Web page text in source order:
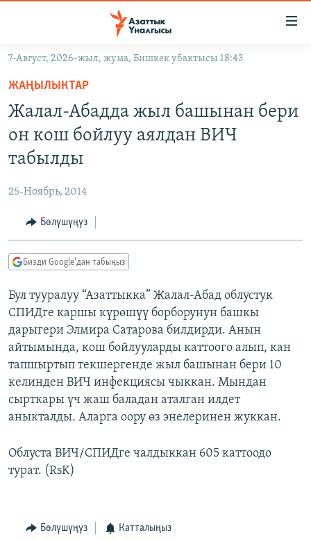
Навигацияга
өтүңүз
Издөөгө
салыңыз
САЯСАТ
МАДАНИЯТ
ДҮЙНӨ
УКРАИНА
ТВ ПРОГРАММАЛАР
БҮГҮН АЗАТТЫКТА
ДАНИСТЕ
ЭЖЕ-СИҢДИЛЕР
АЗАТТЫК+
ЫҢГАЙСЫЗ СУРООЛОР
ПОДКАСТ
ОНЛАЙН ШЕРИНЕ
ЭЕ/АРнун бардык сайттары
7-Август, 2026-жыл, жума, Бишкек убактысы 18:43
ЖАҢЫЛЫКТАР
Жалал-Абадда жыл башынан бери
он кош бойлуу аялдан ВИЧ
табылды
25-Ноябрь, 2014
Бөлүшүңүз
Бизди Google'дан табыңыз
Бул тууралуу “Азаттыкка” Жалал-Абад облустук
СПИДге каршы күрөшүү борборунун башкы
дарыгери Элмира Сатарова билдирди. Анын
айтымында, кош бойлууларды каттоого алып, кан
тапшыртып текшергенде жыл башынан бери 10
келинден ВИЧ инфекциясы чыккан. Мындан
сырткары үч жаш баладан аталган илдет
аныкталды. Аларга оору өз энелеринен жуккан.
Облуста ВИЧ/СПИДге чалдыккан 605 каттоодо
турат. (RsK)
Бөлүшүңүз Катталыңыз